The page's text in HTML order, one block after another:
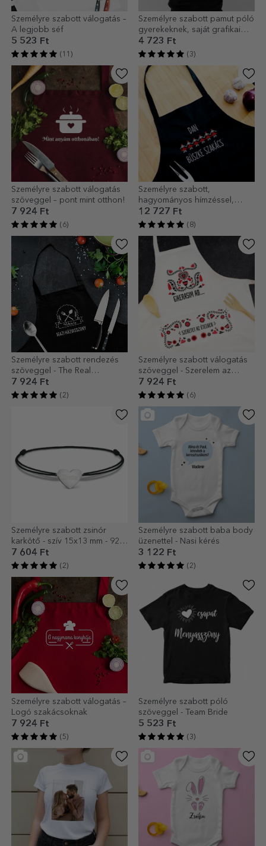
Személyre szabott válogatás –
A legjobb séf
5 523 Ft
(11)
Személyre szabott pamut póló
gyerekeknek, saját grafikai
tervezéssel
4 723 Ft
(3)
Személyre szabott válogatás
szöveggel – pont mint otthon!
7 924 Ft
(6)
Személyre szabott,
hagyományos hímzéssel,
fekete alapon
12 727 Ft
(8)
Személyre szabott rendezés
szöveggel - The Real
Housewife
7 924 Ft
(2)
Személyre szabott válogatás
szöveggel - Szerelem az
ételben
7 924 Ft
(6)
Személyre szabott zsinór
karkötő - szív 15x13 mm - 925
ezüst - Név
7 604 Ft
(2)
Személyre szabott baba body
üzenettel - Nasi kérés
3 122 Ft
(2)
Személyre szabott válogatás –
Logó szakácsoknak
7 924 Ft
(5)
Személyre szabott póló
szöveggel - Team Bride
5 523 Ft
(3)